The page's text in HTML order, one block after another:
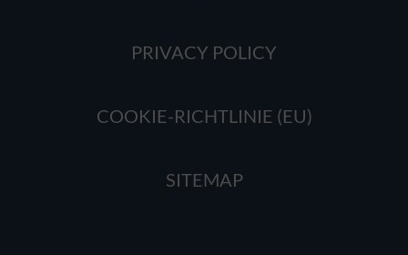
PRIVACY POLICY
COOKIE-RICHTLINIE (EU)
SITEMAP